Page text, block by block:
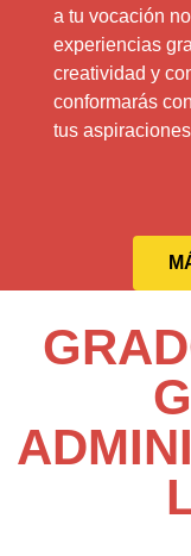
a tu vocación
experiencias
creatividad y
conformarás
tus